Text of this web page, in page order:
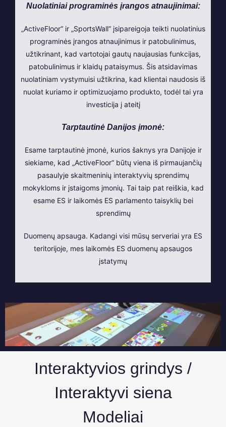
Nuolatiniai programinės įrangos atnaujinimai:
„ActiveFloor“ ir „SportsWall“ įsipareigoja teikti nuolatinius
programinės įrangos atnaujinimus ir patobulinimus,
užtikrinant, kad vartotojai gautų naujausias funkcijas,
patobulinimus ir klaidų pataisymus. Šis atsidavimas
nuolatiniam vystymuisi užtikrina, kad klientai naudosis iš
nuolat kuriamo ir optimizuojamo produkto, todėl tai yra
investicija į ateitį
Tarptautinė Danijos įmonė:
Esame tarptautinė įmonė, kurios šaknys yra Danijoje ir
siekiame, kad „ActiveFloor“ būtų viena iš pirmaujančių
pasaulyje skaitmeninių interaktyvių sprendimų
mokykloms ir įstaigoms įmonių. Tai taip pat reiškia, kad
esame ES ir laikomės ES parlamento taisyklių bei
sprendimų
Duomenų apsauga. Kadangi visi mūsų serveriai yra ES
teritorijoje, mes laikomės ES duomenų apsaugos
įstatymų
Interaktyvios grindys /
Interaktyvi siena
Modeliai